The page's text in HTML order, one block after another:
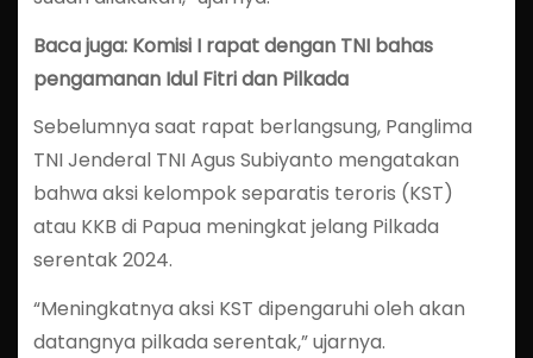
Baca juga: Komisi I rapat dengan TNI bahas
pengamanan Idul Fitri dan Pilkada
Sebelumnya saat rapat berlangsung, Panglima
TNI Jenderal TNI Agus Subiyanto mengatakan
bahwa aksi kelompok separatis teroris (KST)
atau KKB di Papua meningkat jelang Pilkada
serentak 2024.
“Meningkatnya aksi KST dipengaruhi oleh akan
datangnya pilkada serentak,” ujarnya.